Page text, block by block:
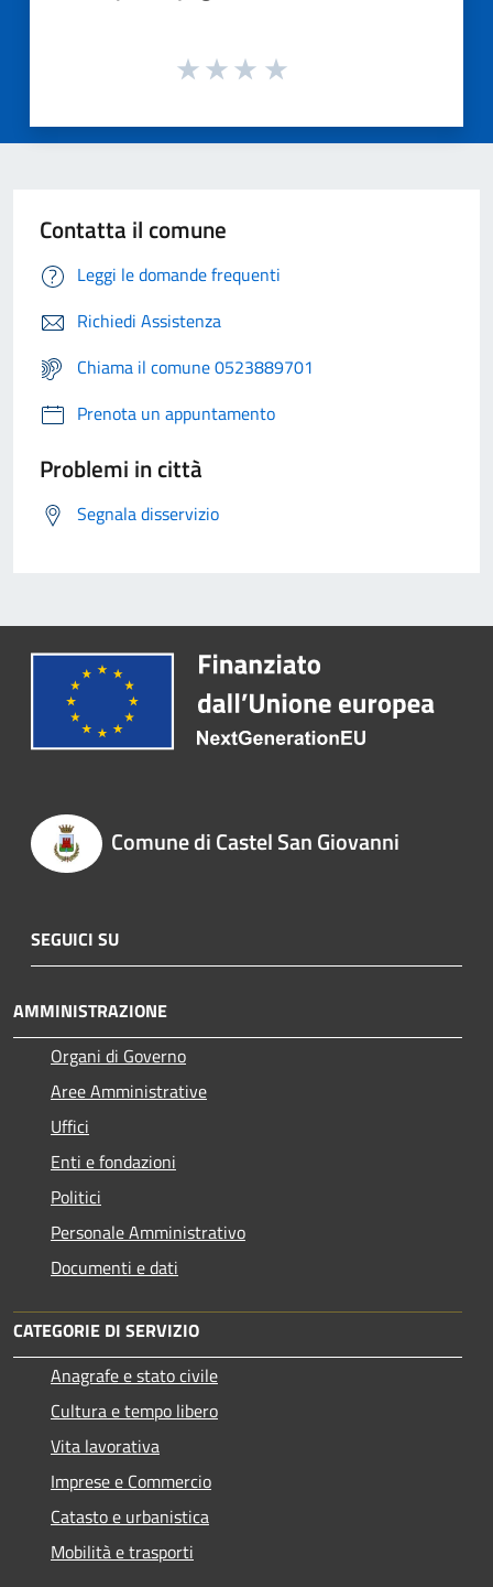
Contatta il comune
Leggi le domande frequenti
Richiedi Assistenza
Chiama il comune 0523889701
Prenota un appuntamento
Problemi in città
Segnala disservizio
Comune di Castel San Giovanni
SEGUICI SU
AMMINISTRAZIONE
Organi di Governo
Aree Amministrative
Uffici
Enti e fondazioni
Politici
Personale Amministrativo
Documenti e dati
CATEGORIE DI SERVIZIO
Anagrafe e stato civile
Cultura e tempo libero
Vita lavorativa
Imprese e Commercio
Catasto e urbanistica
Mobilità e trasporti